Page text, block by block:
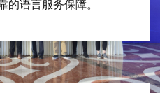
的语言服务保障。